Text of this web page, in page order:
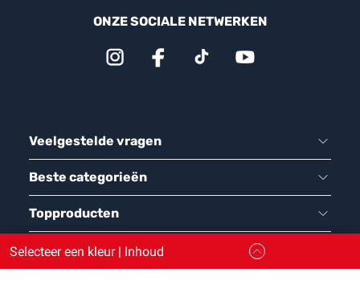
ONZE SOCIALE NETWERKEN
Veelgestelde vragen
Beste categorieën
Topproducten
Tijdslot voor contactloze afhaling via drive
Selecteer een kleur | Inhoud